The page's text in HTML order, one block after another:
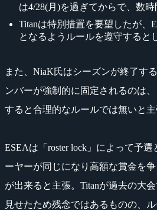
は4/28(月)を過ぎてからで、数
Titanは特別措置を要望したが、
となるようルールを遵守すると
また、NiaK氏はシーズンが終了す
ンバーが強制的に固定されるのは
すると合理的なルールでは無いと主
ESEAは「roster lock」によって予
ーヤーが同じになり高額な賞金を
が出来ると主張。Titanが過去の大
見せたため残念ではあるものの、